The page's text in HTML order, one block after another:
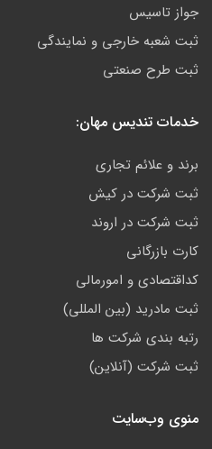
جواز تاسیس
ثبت شعبه خارجی و نمایندگی
ثبت طرح صنعتی
خدمات تندیس مهان:
برند و علائم تجاری
ثبت شرکت در کیش
ثبت شرکت در اروند
کارت بازرگانی
کداقتصادی و امورمالی
ثبت مادرید (بین المللی)
رتبه بندی شرکت ها
ثبت شرکت (آنلاین)
منوی وب‌سایت